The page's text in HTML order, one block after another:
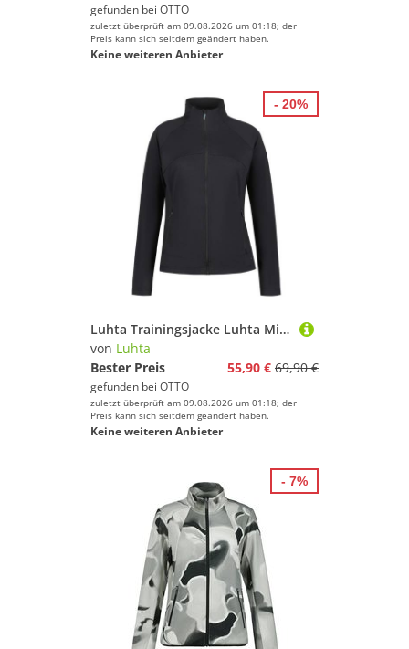
gefunden bei OTTO
zuletzt überprüft am 09.08.2026 um 01:18; der
Preis kann sich seitdem geändert haben.
Keine weiteren Anbieter
Luhta Trainingsjacke Luhta Midlayer Iljanaho
von Luhta
Bester Preis
55,90 € 69,90 €
gefunden bei OTTO
zuletzt überprüft am 09.08.2026 um 01:18; der
Preis kann sich seitdem geändert haben.
Keine weiteren Anbieter
- 20%
- 7%